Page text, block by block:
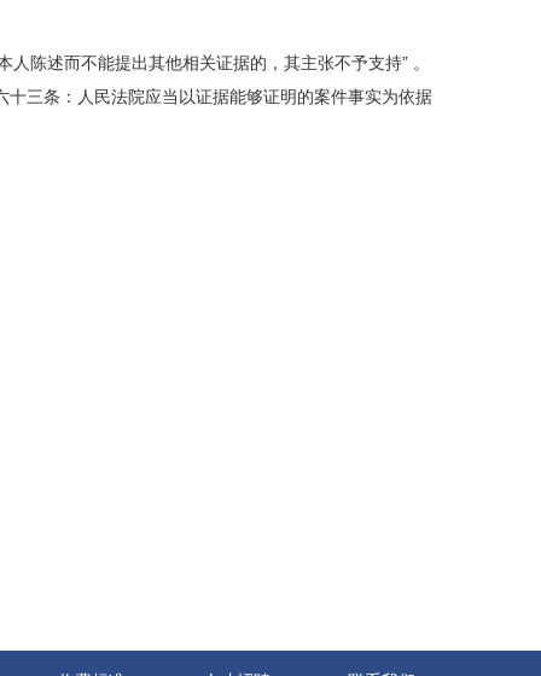
陈述而不能提出其他相关证据的，其主张不予支持” 。
三条：人民法院应当以证据能够证明的案件事实为依据